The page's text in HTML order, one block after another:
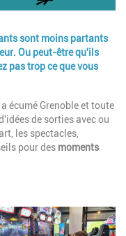
sont moins partants
. Ou peut-être qu'ils
pas trop ce que vous
écumé Grenoble et toute
de sorties avec ou
les spectacles,
pour des moments